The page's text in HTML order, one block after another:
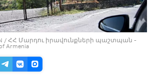
/ ՀՀ Մարդու իրավունքների պաշտպան -
Armenia